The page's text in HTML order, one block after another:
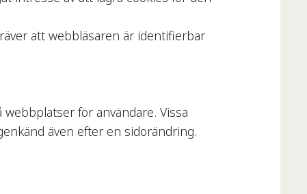
att webbläsaren är identifierbar
för användare. Vissa
även efter en sidorändring.